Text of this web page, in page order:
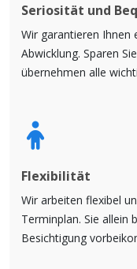
Seriosität und
Wir garantieren Ihnen
Abwicklung. Sparen
übernehmen alle
Flexibilität
Wir arbeiten flexibel
Terminplan. Sie allein
Besichtigung